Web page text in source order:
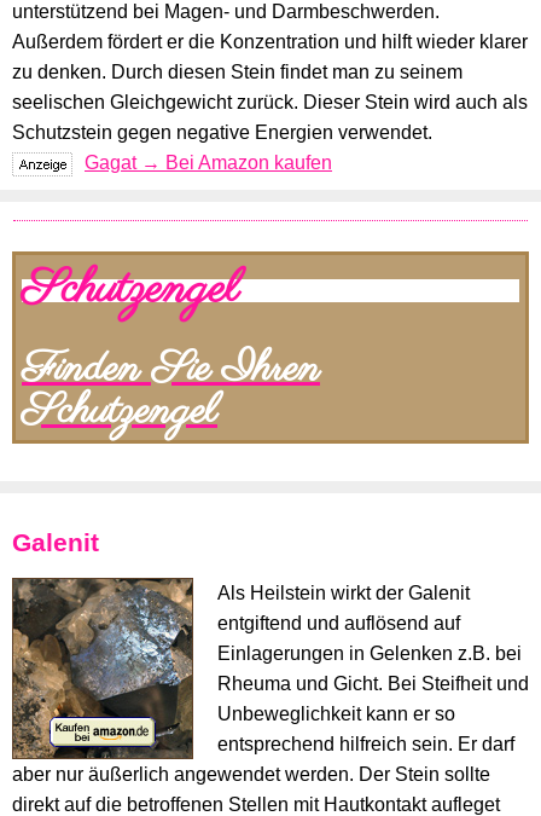
unterstützend bei Magen- und Darmbeschwerden.
Außerdem fördert er die Konzentration und hilft wieder klarer
zu denken. Durch diesen Stein findet man zu seinem
seelischen Gleichgewicht zurück. Dieser Stein wird auch als
Schutzstein gegen negative Energien verwendet.
Gagat → Bei Amazon kaufen
Schutzengel
Finden Sie Ihren
Schutzengel
Galenit
Als Heilstein wirkt der Galenit
entgiftend und auflösend auf
Einlagerungen in Gelenken z.B. bei
Rheuma und Gicht. Bei Steifheit und
Unbeweglichkeit kann er so
entsprechend hilfreich sein. Er darf
aber nur äußerlich angewendet werden. Der Stein sollte
direkt auf die betroffenen Stellen mit Hautkontakt aufleget